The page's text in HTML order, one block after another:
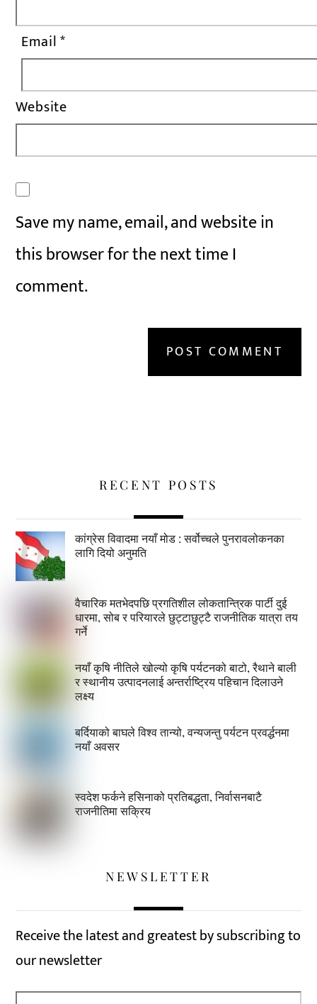
Email*
Website
Save my name, email, and website in
this browser for the next time I
comment.
RECENT POSTS
कांग्रेस विवादमा नयाँ मोड : सर्वोच्चले पुनरावलोकनका
लागि दियो अनुमति
वैचारिक मतभेदपछि प्रगतिशील लोकतान्त्रिक पार्टी दुई
धारमा, सोब र परियारले छुट्टाछुट्टै राजनीतिक यात्रा तय
गर्ने
नयाँ कृषि नीतिले खोल्यो कृषि पर्यटनको बाटो, रैथाने बाली
र स्थानीय उत्पादनलाई अन्तर्राष्ट्रिय पहिचान दिलाउने
लक्ष्य
बर्दियाको बाघले विश्व तान्यो, वन्यजन्तु पर्यटन प्रवर्द्धनमा
नयाँ अवसर
स्वदेश फर्कने हसिनाको प्रतिबद्धता, निर्वासनबाटै
राजनीतिमा सक्रिय
NEWSLETTER
Receive the latest and greatest by subscribing to
our newsletter